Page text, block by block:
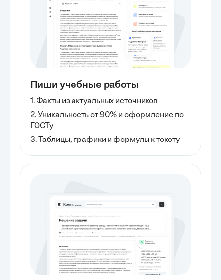
3.2 Работа с сканерами через
командную строку 3.3
Графические интерфейсы для
управления сканерами в
камерами в GNU/Linux 4.1
Установка и настройка камер в
GNU/Linux 4.2 Работа с камерами
Графические интерфейсы для
управления камерами в
GNU/Linux Глава 5: Управление
USB-устройствами в GNU/Linux
5.1 Подключение и отключение
Работа с USB-устройствами
через командную строку 5.3
управления USB-устройствами в
Пиши учебные работы
1. Факты из актуальных источников
2. Уникальность от 90% и оформление по
ГОСТу
3. Таблицы, графики и формулы к тексту